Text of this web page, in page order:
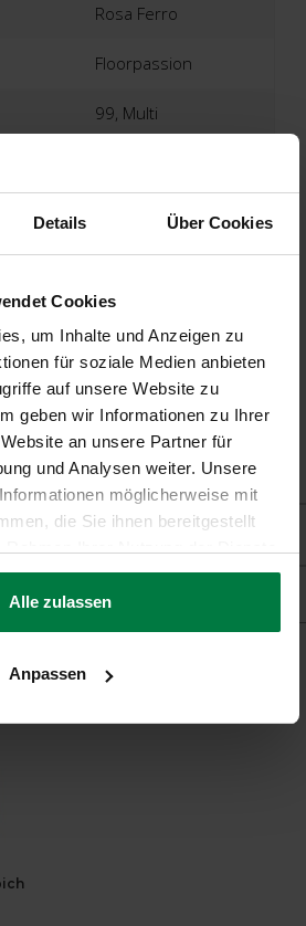
Details Über Cookies
Cookies
um Inhalte und Anzeigen zu
für soziale Medien anbieten
auf unsere Website zu
geben wir Informationen zu Ihrer
an unsere Partner für
und Analysen weiter. Unsere
möglicherweise mit
die Sie ihnen bereitgestellt
Alle zulassen
Anpassen
Rosa Ferro
Floorpassion
99, Multi
Baumwolle, 33% Acryl/Chenille
Ca 0,5 Cm
Belgien
Geeignet